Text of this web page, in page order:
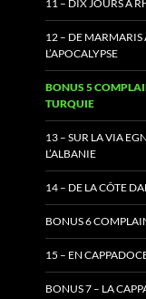
11 – DIX JOURS À
12 – DE MARMARIS
L’APOCALYPSE
BONUS 5
TURQUIE
13 – SUR LA VIA
L’ALBANIE
14 – DE LA CÔTE
BONUS 6
15 – EN
BONUS 7 – LA